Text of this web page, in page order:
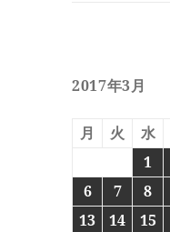
2017年3月
月 火 水
1
6
7 8
13
14 15